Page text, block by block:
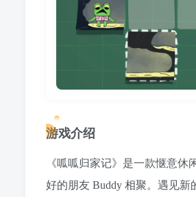
游戏介绍
《呱呱归家记》是一款惬意
好的朋友 Buddy 相聚。遇见